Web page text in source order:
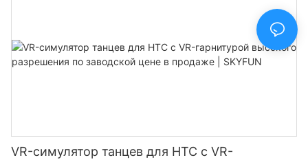
VR-симулятор танцев для HTC с VR-